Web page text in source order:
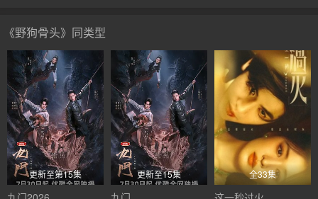
《野狗骨头》同类型
更新至第15集 更新至15集 全33集